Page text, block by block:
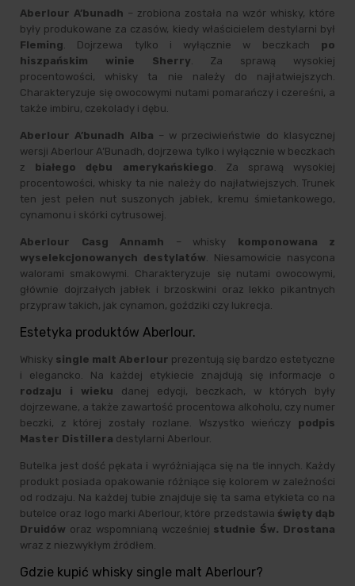
Aberlour A’bunadh – zrobiona została na wzór whisky, które
były produkowane za czasów, kiedy właścicielem destylarni był
Fleming . Dojrzewa tylko i wyłącznie w beczkach po
hiszpańskim winie Sherry . Za sprawą wysokiej
procentowości, whisky ta nie należy do najłatwiejszych.
Charakteryzuje się owocowymi nutami pomarańczy i czereśni, a
także imbiru, czekolady i dębu.
Aberlour A’bunadh Alba – w przeciwieństwie do klasycznej
wersji Aberlour A’Bunadh, dojrzewa tylko i wyłącznie w beczkach
z białego dębu amerykańskiego . Za sprawą wysokiej
procentowości, whisky ta nie należy do najłatwiejszych. Trunek
ten jest pełen nut suszonych jabłek, kremu śmietankowego,
cynamonu i skórki cytrusowej.
Aberlour Casg Annamh – whisky komponowana z
wyselekcjonowanych destylatów . Niesamowicie nasycona
walorami smakowymi. Charakteryzuje się nutami owocowymi,
głównie dojrzałych jabłek i brzoskwini oraz lekko pikantnych
przypraw takich, jak cynamon, goździki czy lukrecja.
Estetyka produktów Aberlour.
Whisky single malt Aberlour prezentują się bardzo estetyczne
i elegancko. Na każdej etykiecie znajdują się informacje o
rodzaju i wieku danej edycji, beczkach, w których były
dojrzewane, a także zawartość procentowa alkoholu, czy numer
beczki, z której zostały rozlane. Wszystko wieńczy podpis
Master Distillera destylarni Aberlour.
Butelka jest dość pękata i wyróżniająca się na tle innych. Każdy
produkt posiada opakowanie różniące się kolorem w zależności
od rodzaju. Na każdej tubie znajduje się ta sama etykieta co na
butelce oraz logo marki Aberlour, które przedstawia święty dąb
Druidów oraz wspomnianą wcześniej studnie Św. Drostana
wraz z niezwykłym źródłem.
Gdzie kupić whisky single malt Aberlour?